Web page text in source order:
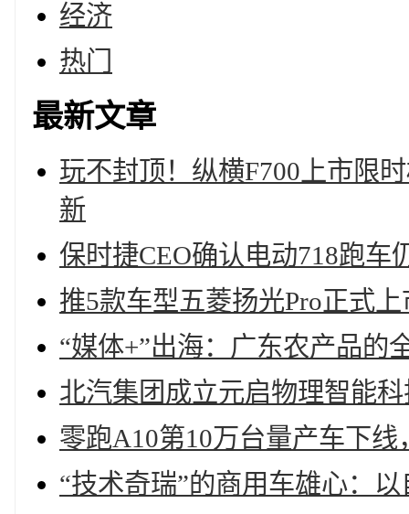
经济
热门
最新文章
玩不封顶！纵横F700上市限
新
保时捷CEO确认电动718跑车
推5款车型五菱扬光Pro正式
“媒体+”出海：广东农产品的
北汽集团成立元启物理智能
零跑A10第10万台量产车下
“技术奇瑞”的商用车雄心：